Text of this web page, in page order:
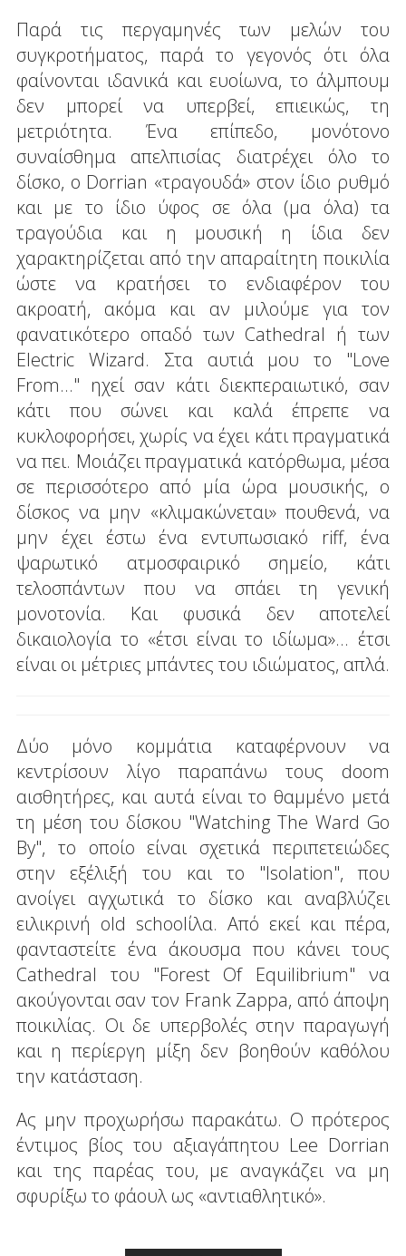
Παρά τις περγαμηνές των μελών του
συγκροτήματος, παρά το γεγονός ότι όλα
φαίνονται ιδανικά και ευοίωνα, το άλμπουμ
δεν μπορεί να υπερβεί, επιεικώς, τη
μετριότητα. Ένα επίπεδο, μονότονο
συναίσθημα απελπισίας διατρέχει όλο το
δίσκο, ο Dorrian «τραγουδά» στον ίδιο ρυθμό
και με το ίδιο ύφος σε όλα (μα όλα) τα
τραγούδια και η μουσική η ίδια δεν
χαρακτηρίζεται από την απαραίτητη ποικιλία
ώστε να κρατήσει το ενδιαφέρον του
ακροατή, ακόμα και αν μιλούμε για τον
φανατικότερο οπαδό των Cathedral ή των
Electric Wizard. Στα αυτιά μου το "Love
From..." ηχεί σαν κάτι διεκπεραιωτικό, σαν
κάτι που σώνει και καλά έπρεπε να
κυκλοφορήσει, χωρίς να έχει κάτι πραγματικά
να πει. Μοιάζει πραγματικά κατόρθωμα, μέσα
σε περισσότερο από μία ώρα μουσικής, ο
δίσκος να μην «κλιμακώνεται» πουθενά, να
μην έχει έστω ένα εντυπωσιακό riff, ένα
ψαρωτικό ατμοσφαιρικό σημείο, κάτι
τελοσπάντων που να σπάει τη γενική
μονοτονία. Και φυσικά δεν αποτελεί
δικαιολογία το «έτσι είναι το ιδίωμα»... έτσι
είναι οι μέτριες μπάντες του ιδιώματος, απλά.
Δύο μόνο κομμάτια καταφέρνουν να
κεντρίσουν λίγο παραπάνω τους doom
αισθητήρες, και αυτά είναι το θαμμένο μετά
τη μέση του δίσκου "Watching The Ward Go
By", το οποίο είναι σχετικά περιπετειώδες
στην εξέλιξή του και το "Isolation", που
ανοίγει αγχωτικά το δίσκο και αναβλύζει
ειλικρινή old schoolίλα. Από εκεί και πέρα,
φανταστείτε ένα άκουσμα που κάνει τους
Cathedral του "Forest Of Equilibrium" να
ακούγονται σαν τον Frank Zappa, από άποψη
ποικιλίας. Οι δε υπερβολές στην παραγωγή
και η περίεργη μίξη δεν βοηθούν καθόλου
την κατάσταση.
Ας μην προχωρήσω παρακάτω. Ο πρότερος
έντιμος βίος του αξιαγάπητου Lee Dorrian
και της παρέας του, με αναγκάζει να μη
σφυρίξω το φάουλ ως «αντιαθλητικό».